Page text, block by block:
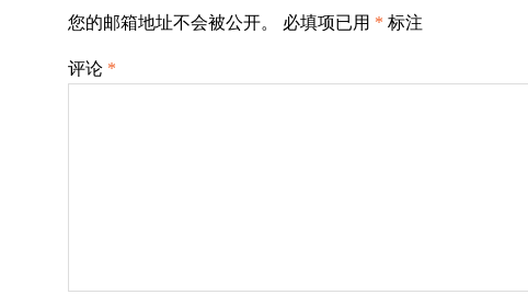
航
您的邮箱地址不会被公开。 必填项已用 * 标注
评论 *